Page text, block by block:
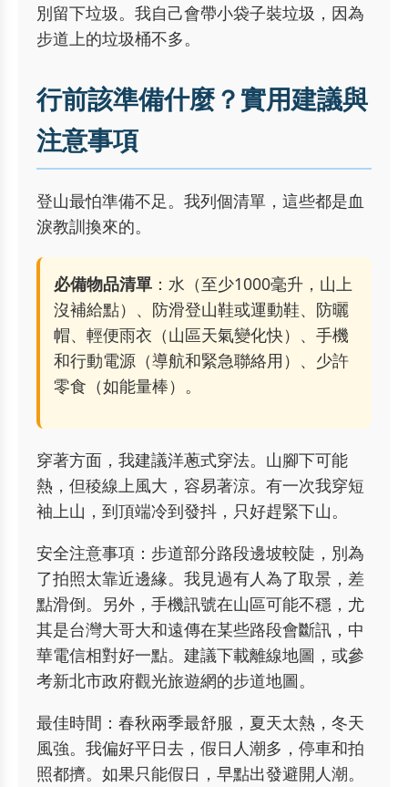
別留下垃圾。我自己會帶小袋子裝垃圾，因為
步道上的垃圾桶不多。
行前該準備什麼？實用建議與
注意事項
登山最怕準備不足。我列個清單，這些都是血
淚教訓換來的。
必備物品清單 ：水（至少1000毫升，山上
沒補給點）、防滑登山鞋或運動鞋、防曬
帽、輕便雨衣（山區天氣變化快）、手機
和行動電源（導航和緊急聯絡用）、少許
零食（如能量棒）。
穿著方面，我建議洋蔥式穿法。山腳下可能
熱，但稜線上風大，容易著涼。有一次我穿短
袖上山，到頂端冷到發抖，只好趕緊下山。
安全注意事項：步道部分路段邊坡較陡，別為
了拍照太靠近邊緣。我見過有人為了取景，差
點滑倒。另外，手機訊號在山區可能不穩，尤
其是台灣大哥大和遠傳在某些路段會斷訊，中
華電信相對好一點。建議下載離線地圖，或參
考新北市政府觀光旅遊網的步道地圖。
最佳時間：春秋兩季最舒服，夏天太熱，冬天
風強。我偏好平日去，假日人潮多，停車和拍
照都擠。如果只能假日，早點出發避開人潮。